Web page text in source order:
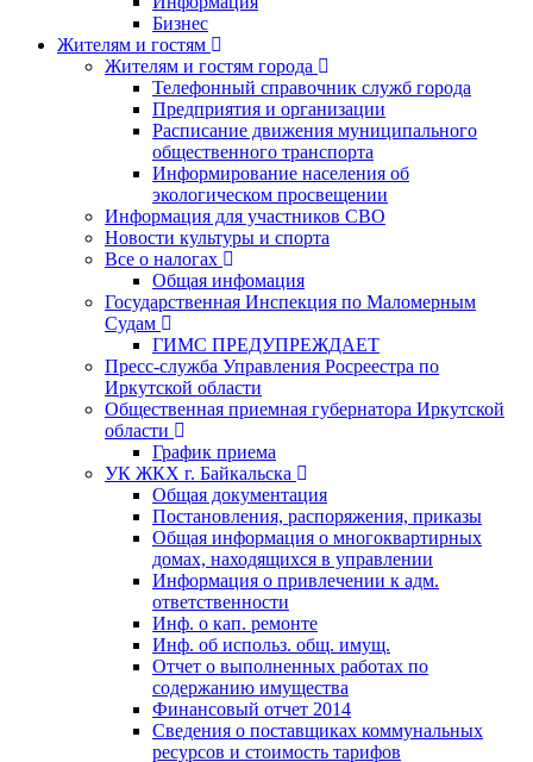
Бизнес
Жителям и гостям
Жителям и гостям города
Телефонный справочник служб города
Предприятия и организации
Расписание движения муниципального
общественного транспорта
Информирование населения об
экологическом просвещении
Информация для участников СВО
Новости культуры и спорта
Все о налогах
Общая инфомация
Государственная Инспекция по Маломерным
Судам
ГИМС ПРЕДУПРЕЖДАЕТ
Пресс-служба Управления Росреестра по
Иркутской области
Общественная приемная губернатора Иркутской
области
График приема
УК ЖКХ г. Байкальска
Общая документация
Постановления, распоряжения, приказы
Общая информация о многоквартирных
домах, находящихся в управлении
Информация о привлечении к адм.
ответственности
Инф. о кап. ремонте
Инф. об использ. общ. имущ.
Отчет о выполненных работах по
содержанию имущества
Финансовый отчет 2014
Сведения о поставщиках коммунальных
ресурсов и стоимость тарифов